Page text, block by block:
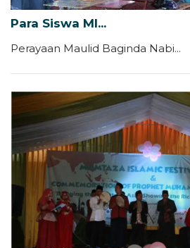
Para Siswa MI...
Perayaan Maulid Baginda Nabi...